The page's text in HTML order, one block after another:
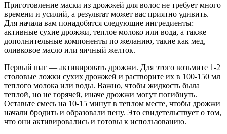
Приготовление маски из дрожжей для волос не требует много
времени и усилий, а результат может вас приятно удивить.
Для начала вам понадобятся следующие ингредиенты:
активные сухие дрожжи, теплое молоко или вода, а также
дополнительные компоненты по желанию, такие как мед,
оливковое масло или яичный желток.
Первый шаг — активировать дрожжи. Для этого возьмите 1-2
столовые ложки сухих дрожжей и растворите их в 100-150 мл
теплого молока или воды. Важно, чтобы жидкость была
теплой, но не горячей, иначе дрожжи могут погибнуть.
Оставьте смесь на 10-15 минут в теплом месте, чтобы дрожжи
начали бродить и образовали пену. Это свидетельствует о том,
что они активировались и готовы к использованию.